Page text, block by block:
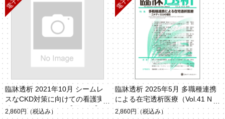
臨牀透析 2021年10月 シームレ
スなCKD対策に向けての看護実
践（Vol.37 No.11）【電子版】
2,860円 （税込み）
臨牀透析 2025年5月 多職種連携
による在宅透析医療（Vol.41 No.
5）
2,860円 （税込み）